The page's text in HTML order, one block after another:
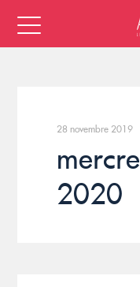
28 novembre 2019
2020